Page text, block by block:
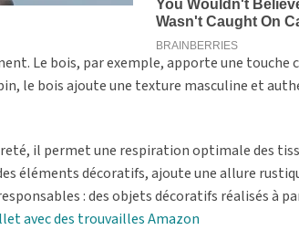
Le bois, par exemple, apporte une touche
le bois ajoute une texture masculine et
il permet une respiration optimale des
éléments décoratifs, ajoute une allure
: des objets décoratifs réalisés à
avec des trouvailles Amazon